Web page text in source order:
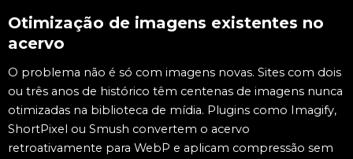
Otimização de imagens existentes no
acervo
O problema não é só com imagens novas. Sites com dois
ou três anos de histórico têm centenas de imagens nunca
otimizadas na biblioteca de mídia. Plugins como Imagify,
ShortPixel ou Smush convertem o acervo
retroativamente para WebP e aplicam compressão sem